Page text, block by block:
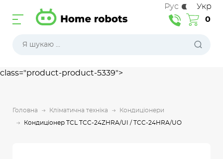
class="product-product-5339">
0
Рус Укр
Головна Кліматична техніка Кондиціонери
Кондиціонер TCL TCC-24ZHRA/UI / TCC-24HRA/UO